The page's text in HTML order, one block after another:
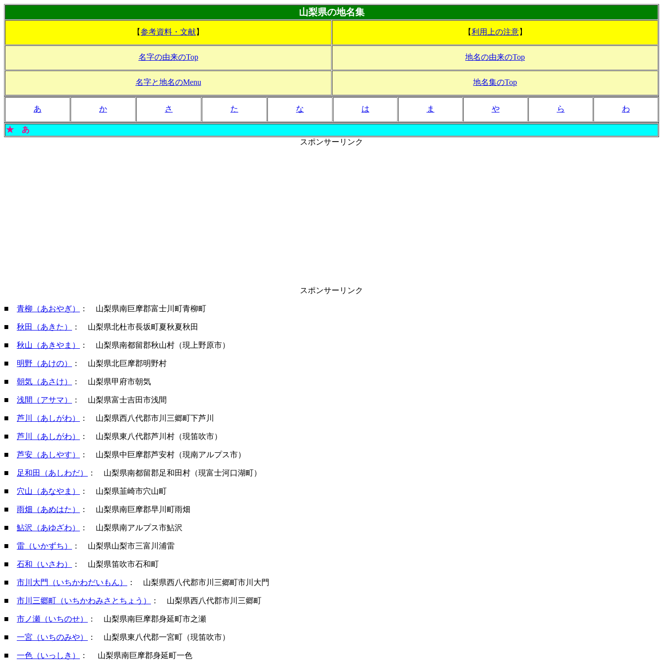
山梨県の地名集
【参考資料・文献】 【利用上の注意】
名字の由来のTop 地名の由来のTop
名字と地名のMenu 地名集のTop
あ か さ た な は ま や ら わ
★ あ
スポンサーリンク
スポンサーリンク
■ 青柳（あおやぎ） ： 山梨県南巨摩郡富士川町青柳町
■ 秋田（あきた） ： 山梨県北杜市長坂町夏秋夏秋田
■ 秋山（あきやま） ： 山梨県南都留郡秋山村（現上野原市）
■ 明野（あけの） ： 山梨県北巨摩郡明野村
■ 朝気（あさけ） ： 山梨県甲府市朝気
■ 浅間（アサマ） ： 山梨県富士吉田市浅間
■ 芦川（あしがわ） ： 山梨県西八代郡市川三郷町下芦川
■ 芦川（あしがわ） ： 山梨県東八代郡芦川村（現笛吹市）
■ 芦安（あしやす） ： 山梨県中巨摩郡芦安村（現南アルプス市）
■ 足和田（あしわだ） ： 山梨県南都留郡足和田村（現富士河口湖町）
■ 穴山（あなやま） ： 山梨県韮崎市穴山町
■ 雨畑（あめはた） ： 山梨県南巨摩郡早川町雨畑
■ 鮎沢（あゆざわ） ： 山梨県南アルプス市鮎沢
■ 雷（いかずち） ： 山梨県山梨市三富川浦雷
■ 石和（いさわ） ： 山梨県笛吹市石和町
■ 市川大門（いちかわだいもん） ： 山梨県西八代郡市川三郷町市川大門
■ 市川三郷町（いちかわみさとちょう） ： 山梨県西八代郡市川三郷町
■ 市ノ瀬（いちのせ） ： 山梨県南巨摩郡身延町市之瀬
■ 一宮（いちのみや） ： 山梨県東八代郡一宮町（現笛吹市）
■ 一色（いっしき） ： 山梨県南巨摩郡身延町一色